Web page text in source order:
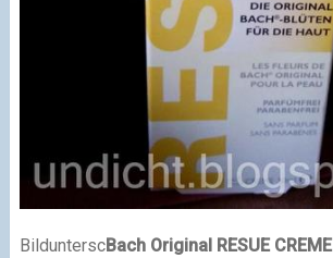
BildunterscBach Original RESUE CREME